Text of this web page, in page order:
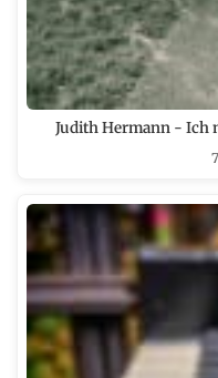
Judith Hermann - Ich